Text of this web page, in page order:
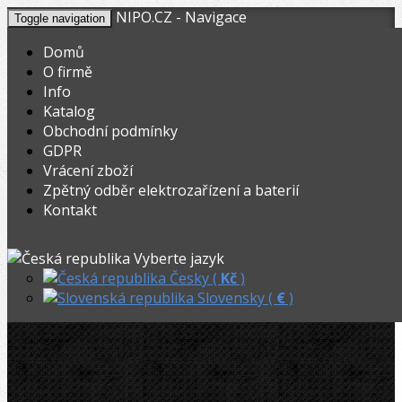
Toggle navigation
NIPO.CZ - Navigace
Domů
O firmě
Info
Katalog
Obchodní podmínky
GDPR
Vrácení zboží
Zpětný odběr elektrozařízení a baterií
Kontakt
Vyberte jazyk
Česky ( Kč)
Slovensky ( €)
V nákupním košíku máte
Celkem: 0,00
Registrovat Přihlásit
NIPO.CZ
CBC Kalibr AL-PEX, 40-50-63mm
CBC Kalibr AL-PEX, 40-50-63mm